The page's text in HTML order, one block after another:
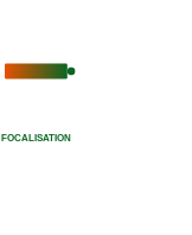
FOCALISATION